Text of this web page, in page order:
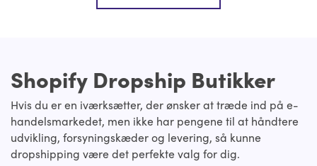
Shopify Dropship Butikker
Hvis du er en iværksætter, der ønsker at træde ind på e-
handelsmarkedet, men ikke har pengene til at håndtere
udvikling, forsyningskæder og levering, så kunne
dropshipping være det perfekte valg for dig.